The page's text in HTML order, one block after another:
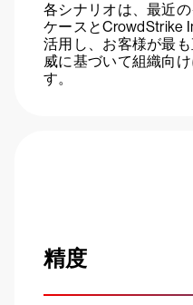
各シナリオは、最近
ケースとCrowdStrike
活用し、お客様が最
威に基づいて組織向
す。
精度